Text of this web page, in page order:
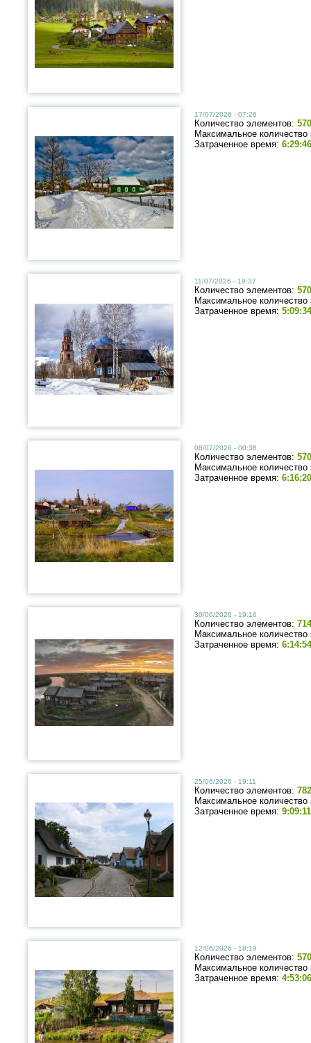
17/07/2026 - 07:26
Количество элементов: 570
Максимальное
Затраченное время: 6:29:46
11/07/2026 - 19:37
Количество элементов: 570
Максимальное
Затраченное время: 5:09:34
08/07/2026 - 00:38
Количество элементов: 570
Максимальное
Затраченное время: 6:16:20
30/06/2026 - 19:16
Количество элементов: 714
Максимальное
Затраченное время: 6:14:54
25/06/2026 - 19:11
Количество элементов: 782
Максимальное
Затраченное время: 9:09:11
12/06/2026 - 18:19
Количество элементов: 570
Максимальное
Затраченное время: 4:53:06